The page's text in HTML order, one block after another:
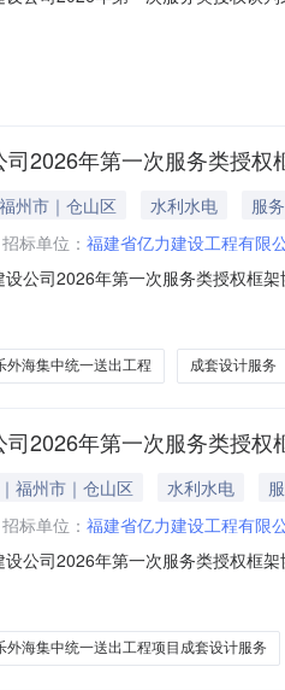
1上海建纬（福州）律师事务所
2026年第一次服务类授
州市｜仓山区 水利水电
服务
招标单位： 福建省亿力建设工程有限
设公司2026年第一次服务类授权框
001包1国网经济技术
外海集中统一送出工程 成套设计服务
2026年第一次服务类授
福州市｜仓山区 水利水电
招标单位： 福建省亿力建设工程有限
公司2026年第一次服务类授权框
外海集中统一送出工程项目成套设计服务